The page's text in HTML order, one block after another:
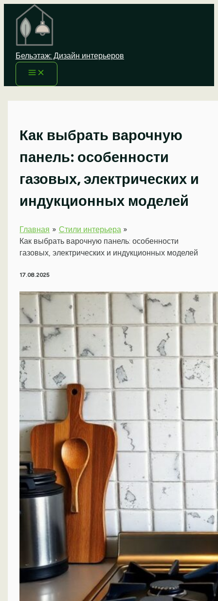
Перейти
содержимому
Бельэтаж: Дизайн интерьеров
Как выбрать варочную
панель: особенности
газовых, электрических и
индукционных моделей
Главная
Стили интерьера
Как выбрать варочную панель: особенности
газовых, электрических и индукционных моделей
17.08.2025